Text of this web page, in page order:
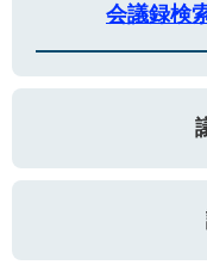
会議録検